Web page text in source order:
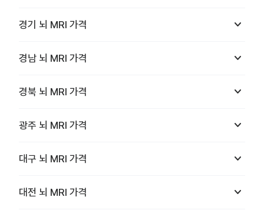
경기 뇌 MRI 가격 keyboard_arrow_down
경남 뇌 MRI 가격 keyboard_arrow_down
경북 뇌 MRI 가격 keyboard_arrow_down
광주 뇌 MRI 가격 keyboard_arrow_down
대구 뇌 MRI 가격 keyboard_arrow_down
대전 뇌 MRI 가격 keyboard_arrow_down